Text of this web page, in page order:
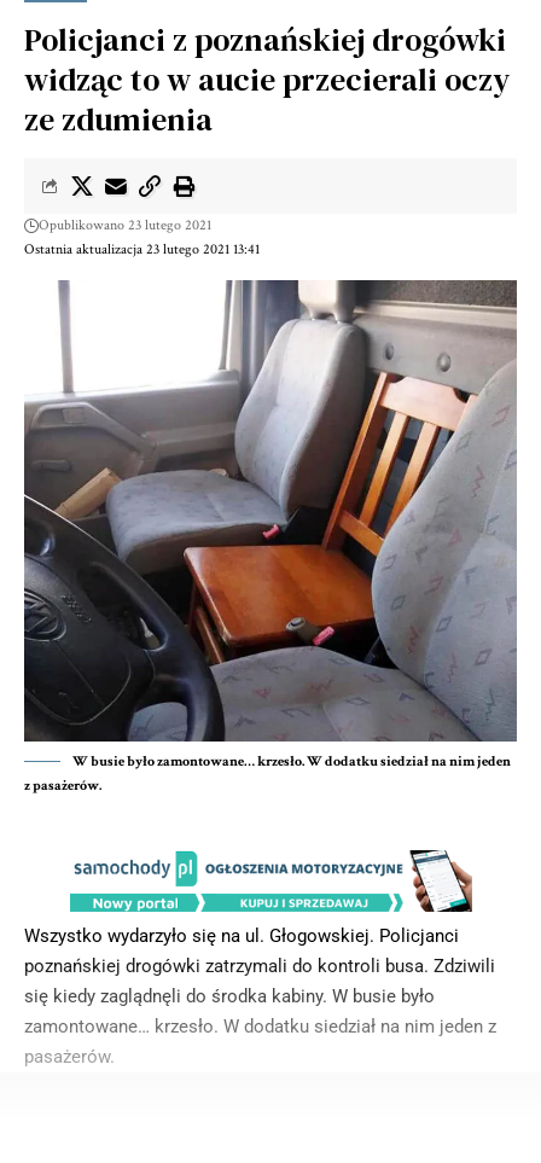
Policjanci z poznańskiej drogówki
widząc to w aucie przecierali oczy
ze zdumienia
Ostatnia aktualizacja 23 lutego 2021 13:41
Opublikowano 23 lutego 2021
W busie było zamontowane… krzesło. W dodatku siedział na nim jeden
z pasażerów.
Wszystko wydarzyło się na ul. Głogowskiej. Policjanci
poznańskiej drogówki zatrzymali do kontroli busa. Zdziwili
się kiedy zaglądnęli do środka kabiny. W busie było
zamontowane… krzesło. W dodatku siedział na nim jeden z
pasażerów.